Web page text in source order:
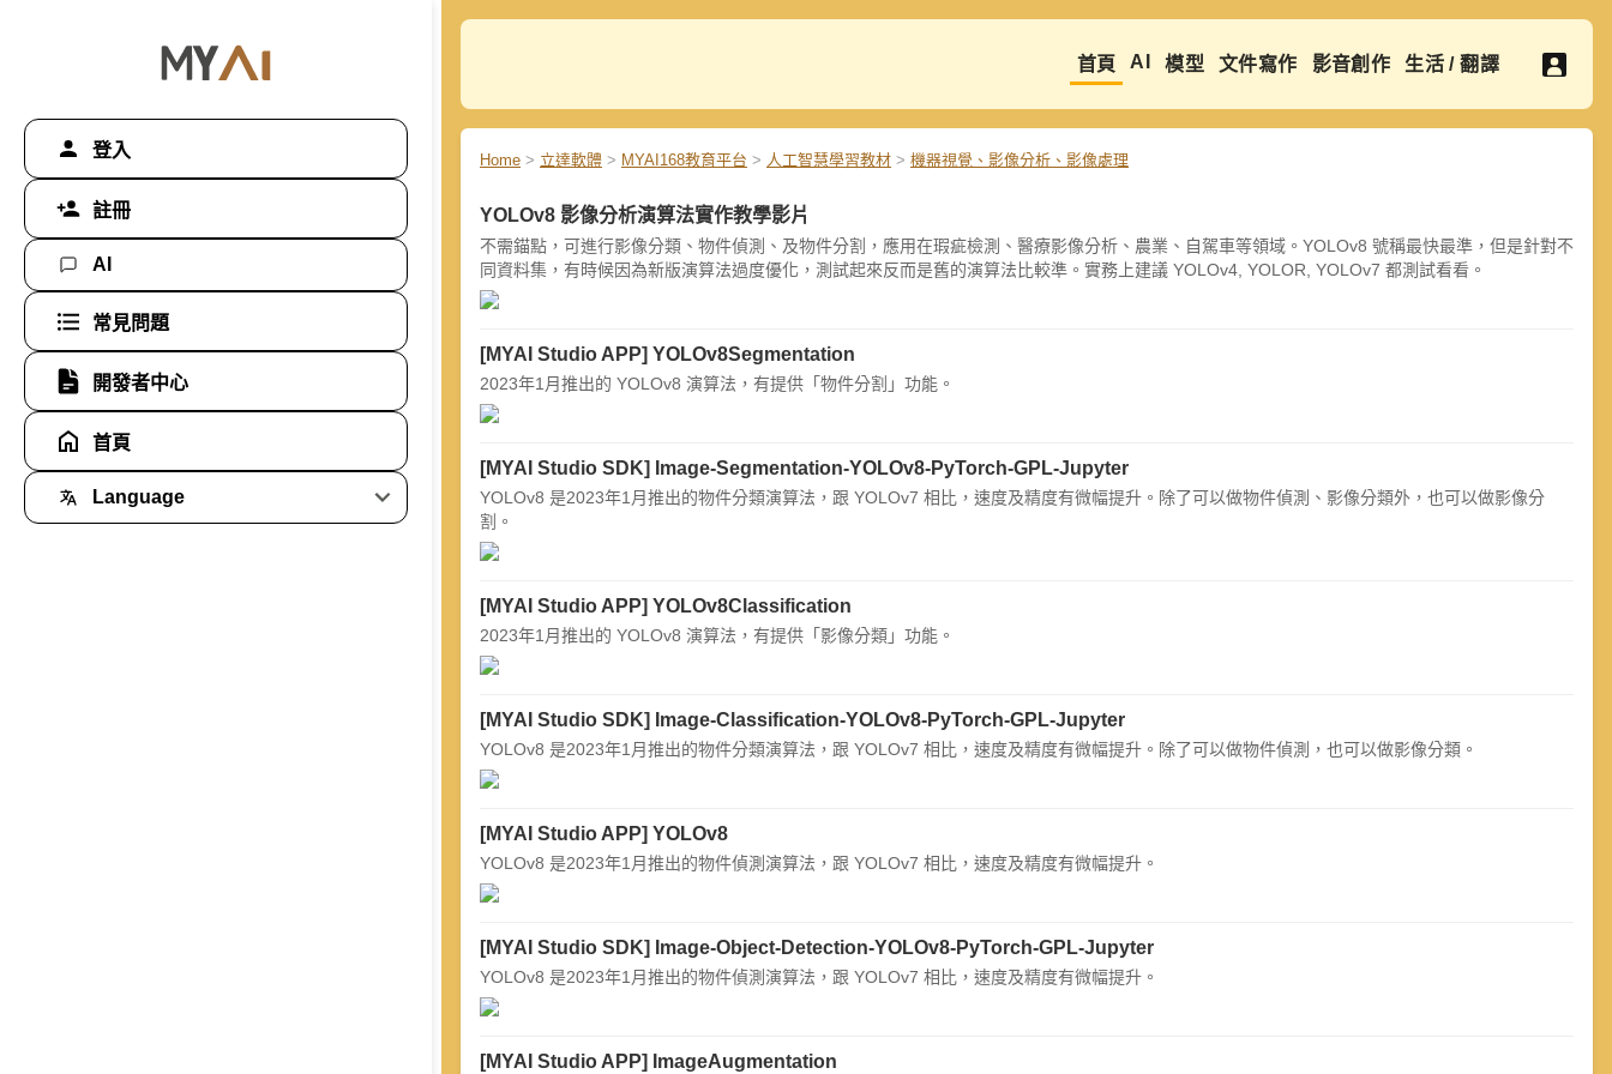
登入
註冊
AI
常見問題
開發者中心
首頁
Language
首頁 AI 模型 文件寫作 影音創作 生活 / 翻譯
Home > 立達軟體 > MYAI168教育平台 > 人工智慧學習教材 > 機器視覺、影像分析、影像處理
YOLOv8 影像分析演算法實作教學影片
不需錨點，可進行影像分類、物件偵測、及物件分割，應用在瑕疵檢測、醫療影像分析、農業、自駕車等領域。YOLOv8 號稱最快最準，但是針對不
同資料集，有時候因為新版演算法過度優化，測試起來反而是舊的演算法比較準。實務上建議 YOLOv4, YOLOR, YOLOv7 都測試看看。
[MYAI Studio APP] YOLOv8Segmentation
2023年1月推出的 YOLOv8 演算法，有提供「物件分割」功能。
[MYAI Studio SDK] Image-Segmentation-YOLOv8-PyTorch-GPL-Jupyter
YOLOv8 是2023年1月推出的物件分類演算法，跟 YOLOv7 相比，速度及精度有微幅提升。除了可以做物件偵測、影像分類外，也可以做影像分
割。
[MYAI Studio APP] YOLOv8Classification
2023年1月推出的 YOLOv8 演算法，有提供「影像分類」功能。
[MYAI Studio SDK] Image-Classification-YOLOv8-PyTorch-GPL-Jupyter
YOLOv8 是2023年1月推出的物件分類演算法，跟 YOLOv7 相比，速度及精度有微幅提升。除了可以做物件偵測，也可以做影像分類。
[MYAI Studio APP] YOLOv8
YOLOv8 是2023年1月推出的物件偵測演算法，跟 YOLOv7 相比，速度及精度有微幅提升。
[MYAI Studio SDK] Image-Object-Detection-YOLOv8-PyTorch-GPL-Jupyter
YOLOv8 是2023年1月推出的物件偵測演算法，跟 YOLOv7 相比，速度及精度有微幅提升。
[MYAI Studio APP] ImageAugmentation